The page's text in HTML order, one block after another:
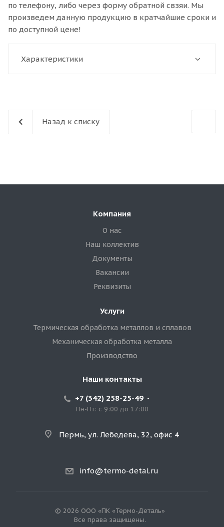
по телефону, либо через форму обратной свзяи. Мы
произведем данную продукцию в кратчайшие сроки и
по доступной цене!
Характеристики
Назад к списку
Компания
О нас
Наш коллектив
Документы
Вакансии
Реквизиты
Услуги
Термическая обработка металлов и сплавов
Механическая обработка металла
Производство
Наши контакты
+7 (342) 258-25-49
Пн-Пт: с 9:00 до 17:00
Пермь, ул. Лебедева, 32, офис 4
info@termo-detal.ru
© 2026 ООО «ПК «Термо-Деталь»
Все права защищены.